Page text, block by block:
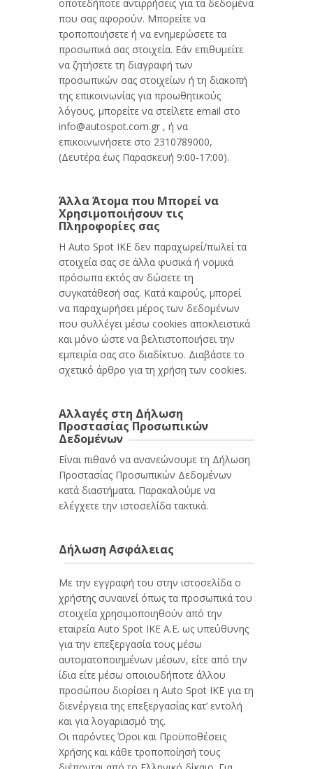
οποτεδήποτε αντιρρήσεις για τα δεδομένα
που σας αφορούν. Μπορείτε να
τροποποιήσετε ή να ενημερώσετε τα
προσωπικά σας στοιχεία. Εάν επιθυμείτε
να ζητήσετε τη διαγραφή των
προσωπικών σας στοιχείων ή τη διακοπή
της επικοινωνίας για προωθητικούς
λόγους, μπορείτε να στείλετε email στο
info@autospot.com.gr , ή να
επικοινωνήσετε στο 2310789000,
(Δευτέρα έως Παρασκευή 9:00-17:00).
Άλλα Άτομα που Μπορεί να
Χρησιμοποιήσουν τις
Πληροφορίες σας
Η Auto Spot IKE δεν παραχωρεί/πωλεί τα
στοιχεία σας σε άλλα φυσικά ή νομικά
πρόσωπα εκτός αν δώσετε τη
συγκατάθεσή σας. Κατά καιρούς, μπορεί
να παραχωρήσει μέρος των δεδομένων
που συλλέγει μέσω cookies αποκλειστικά
και μόνο ώστε να βελτιστοποιήσει την
εμπειρία σας στο διαδίκτυο. Διαβάστε το
σχετικό άρθρο για τη χρήση των cookies.
Αλλαγές στη Δήλωση
Προστασίας Προσωπικών
Δεδομένων
Είναι πιθανό να ανανεώνουμε τη Δήλωση
Προστασίας Προσωπικών Δεδομένων
κατά διαστήματα. Παρακαλούμε να
ελέγχετε την ιστοσελίδα τακτικά.
Δήλωση Ασφάλειας
Με την εγγραφή του στην ιστοσελίδα ο
χρήστης συναινεί όπως τα προσωπικά του
στοιχεία χρησιμοποιηθούν από την
εταιρεία Auto Spot IKE Α.Ε. ως υπεύθυνης
για την επεξεργασία τους μέσω
αυτοματοποιημένων μέσων, είτε από την
ίδια είτε μέσω οποιουδήποτε άλλου
προσώπου διορίσει η Auto Spot IKE για τη
διενέργεια της επεξεργασίας κατ’ εντολή
και για λογαριασμό της.
Οι παρόντες Όροι και Προϋποθέσεις
Χρήσης και κάθε τροποποίησή τους